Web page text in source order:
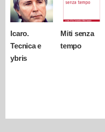
Icaro.
Tecnica e
ybris
Miti senza
tempo